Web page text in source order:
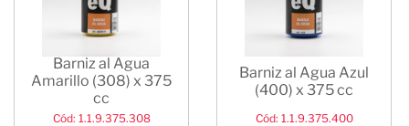
Barniz al Agua
Amarillo (308) x 375
cc
Cód: 1.1.9.375.308
Barniz al Agua Azul
(400) x 375 cc
Cód: 1.1.9.375.400